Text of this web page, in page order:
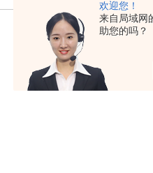
欢迎您！
来自局域网
助您的吗？